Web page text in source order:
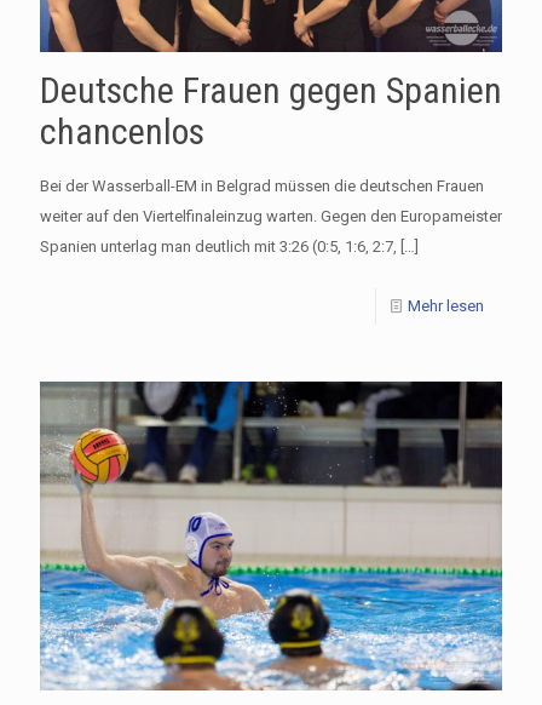
Deutsche Frauen gegen Spanien
chancenlos
Bei der Wasserball-EM in Belgrad müssen die deutschen Frauen
weiter auf den Viertelfinaleinzug warten. Gegen den Europameister
Spanien unterlag man deutlich mit 3:26 (0:5, 1:6, 2:7, […]
Mehr lesen